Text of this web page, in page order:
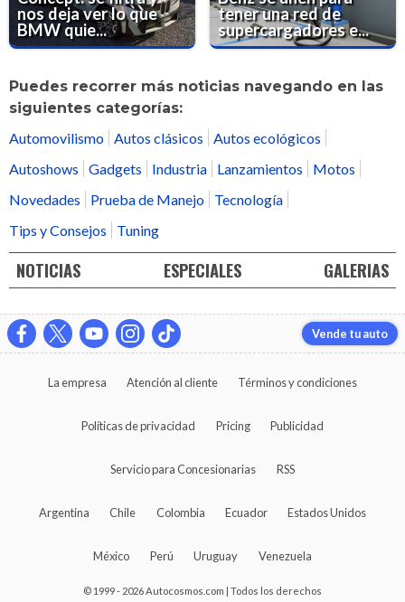
nos deja ver lo que
BMW quie...
tener una red de
supercargadores e...
Puedes recorrer más noticias navegando en las
siguientes categorías:
Automovilismo Autos clásicos
Autos ecológicos
Autoshows
Gadgets Industria Lanzamientos
Motos
Novedades
Prueba de Manejo
Tecnología
Tips y Consejos
Tuning
NOTICIAS ESPECIALES GALERIAS
Vende tu auto
La empresa Atención al cliente Términos y condiciones
Políticas de privacidad Pricing Publicidad
Servicio para Concesionarias RSS
Argentina Chile Colombia Ecuador Estados Unidos
México Perú Uruguay Venezuela
© 1999 - 2026 Autocosmos.com | Todos los derechos